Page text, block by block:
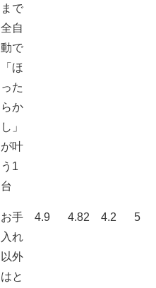
まで
全自
動で
「ほ
った
らか
し」
が叶
う1
台
お手
入れ
以外
はと
4.9 4.82 4.2 5